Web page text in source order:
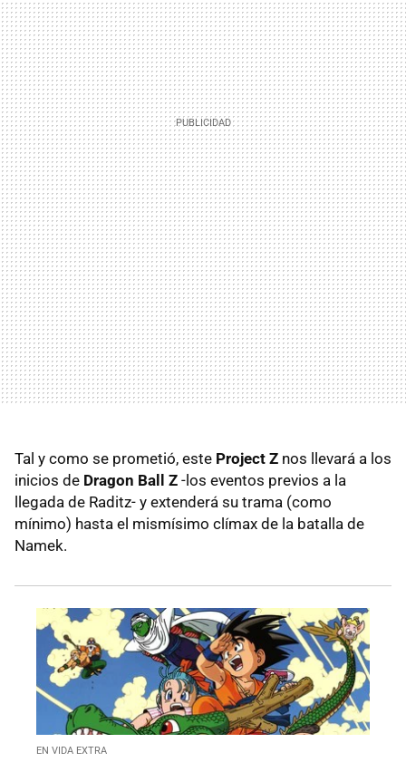
Tal y como se prometió, este Project Z nos llevará a los
inicios de Dragon Ball Z -los eventos previos a la
llegada de Raditz- y extenderá su trama (como
mínimo) hasta el mismísimo clímax de la batalla de
Namek.
EN VIDA EXTRA